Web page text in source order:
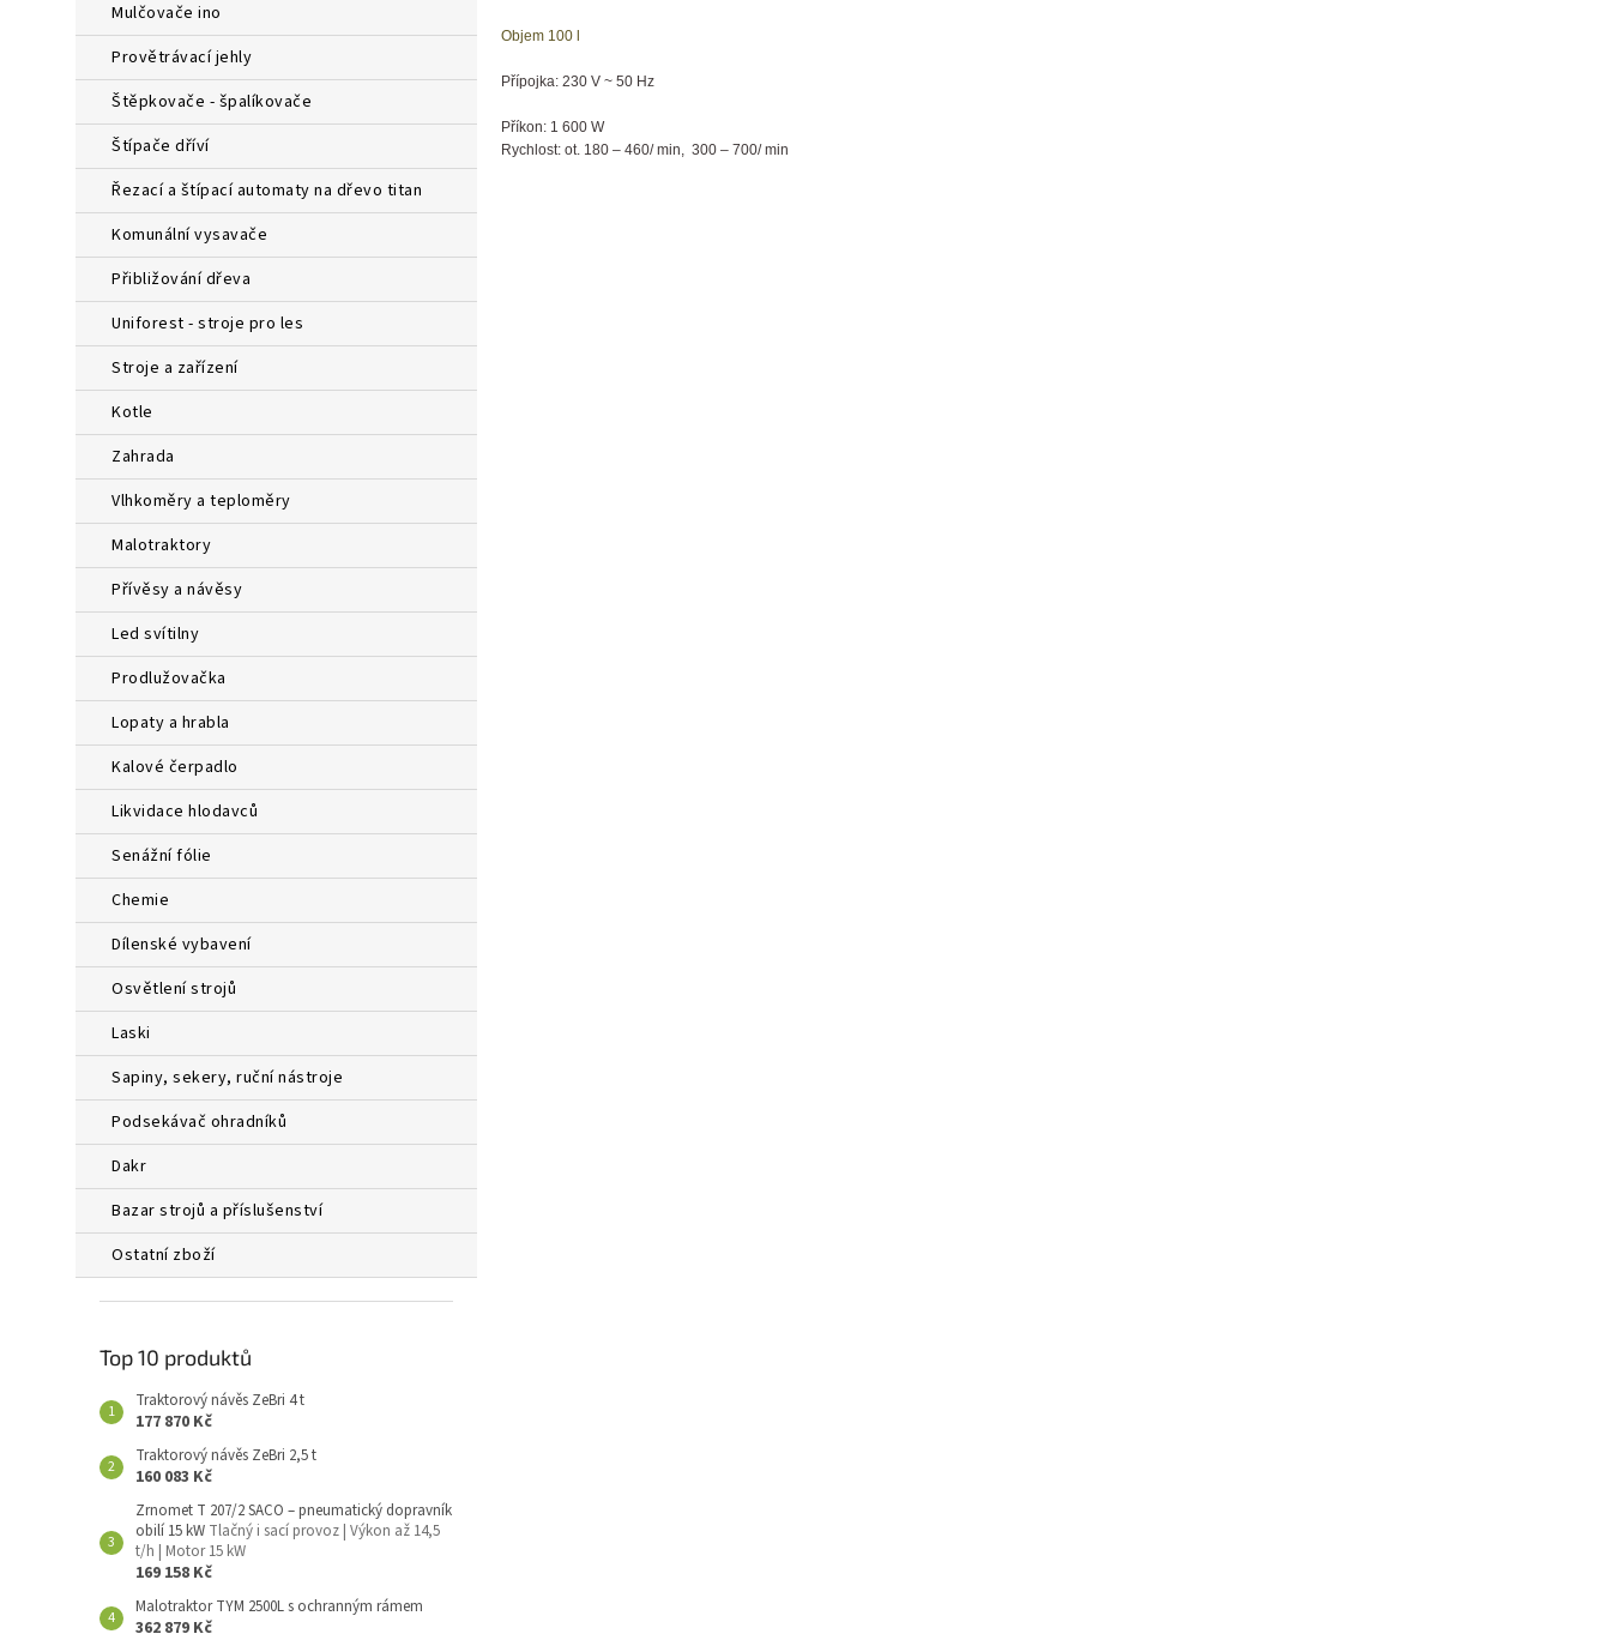
mulčovače ino
provětrávací jehly
štěpkovače - špalíkovače
štípače dříví
řezací a štípací automaty na dřevo titan
komunální vysavače
přibližování dřeva
uniforest - stroje pro les
stroje a zařízení
kotle
zahrada
vlhkoměry a teploměry
malotraktory
přívěsy a návěsy
led svítilny
prodlužovačka
lopaty a hrabla
kalové čerpadlo
likvidace hlodavců
senážní fólie
chemie
dílenské vybavení
osvětlení strojů
laski
sapiny, sekery, ruční nástroje
podsekávač ohradníků
dakr
bazar strojů a příslušenství
ostatní zboží
Top 10 produktů
Traktorový návěs ZeBri 4 t
177 870 Kč
Traktorový návěs ZeBri 2,5 t
160 083 Kč
Zrnomet T 207/2 SACO – pneumatický dopravník
obilí 15 kW Tlačný i sací provoz | Výkon až 14,5
t/h | Motor 15 kW
169 158 Kč
Malotraktor TYM 2500L s ochranným rámem
362 879 Kč
Objem 100 l
Přípojka: 230 V ~ 50 Hz
Příkon: 1 600 W
Rychlost: ot. 180 – 460/ min, 300 – 700/ min